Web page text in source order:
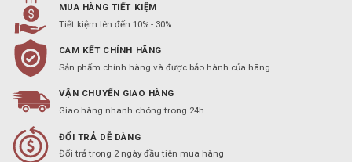
MUA HÀNG TIẾT KIỆM
Tiết kiệm lên đến 10% - 30%
CAM KẾT CHÍNH HÃNG
Sản phẩm chính hàng và được bảo hành của hãng
VẬN CHUYỂN GIAO HÀNG
Giao hàng nhanh chóng trong 24h
ĐỔI TRẢ DỄ DÀNG
Đổi trả trong 2 ngày đầu tiên mua hàng